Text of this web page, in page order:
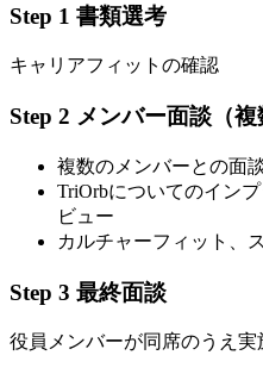
Step 1 書類選考
キャリアフィットの確認
Step 2 メンバー面談（複
複数のメンバーとの面
TriOrbについてのイン
ビュー
カルチャーフィット、
Step 3 最終面談
役員メンバーが同席のうえ実